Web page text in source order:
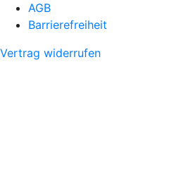
AGB
Barrierefreiheit
Vertrag widerrufen